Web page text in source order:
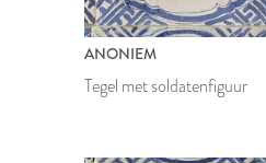
ANONIEM
Tegel met soldatenfiguur